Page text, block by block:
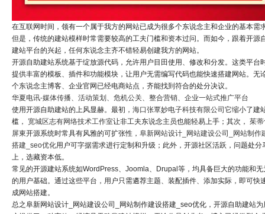
在互联网时间，领有一个属于我方的网站已成为很多个东说念主和企业的基本需
但是，传统的建站模样时常需要较高的工夫门槛和资本过问。而如今，跟着开源
建站平台的兴起，任何东说念主齐不错轻易创建我方的网站。
开源自助建站系统基于绽放源代码，允许用户目田使用、修改和分发。这类平台
提供丰富的模板、插件和功能模块，让用户无需编写代码也能快速搭建网站。无
个东说念主博客、企业官网已经电商站点，齐能找到符合的处分决议。
华夏电讯-媒体传播、活动策划、危机公关、整合营销、企业一站式推广平台
使用开源自助建站的上风显赫。最初， 海口张覃妙电子科技有限公司它缩小了建
槛， 宽城区志有网络技术工作室让非工夫东说念主员也能轻易上手；其次， 茱
屏東开源系统时常具有风雅的可扩张性， 阜新网站设计_网站建设公司_网站制作
搭建_seo优化用户可字据需求进行定制和升级；此外，开源社区活跃，问题处分
上，选藏资本低。
常见的开源建站系统如WordPress、Joomla、Drupal等，均具备巨大的功能和无
的用户基础。通过这些平台，用户只需遴荐主题、装配插件、添加实际，即可快
成网站搭建。
总之阜新网站设计_网站建设公司_网站制作建设搭建_seo优化，开源自助建站为